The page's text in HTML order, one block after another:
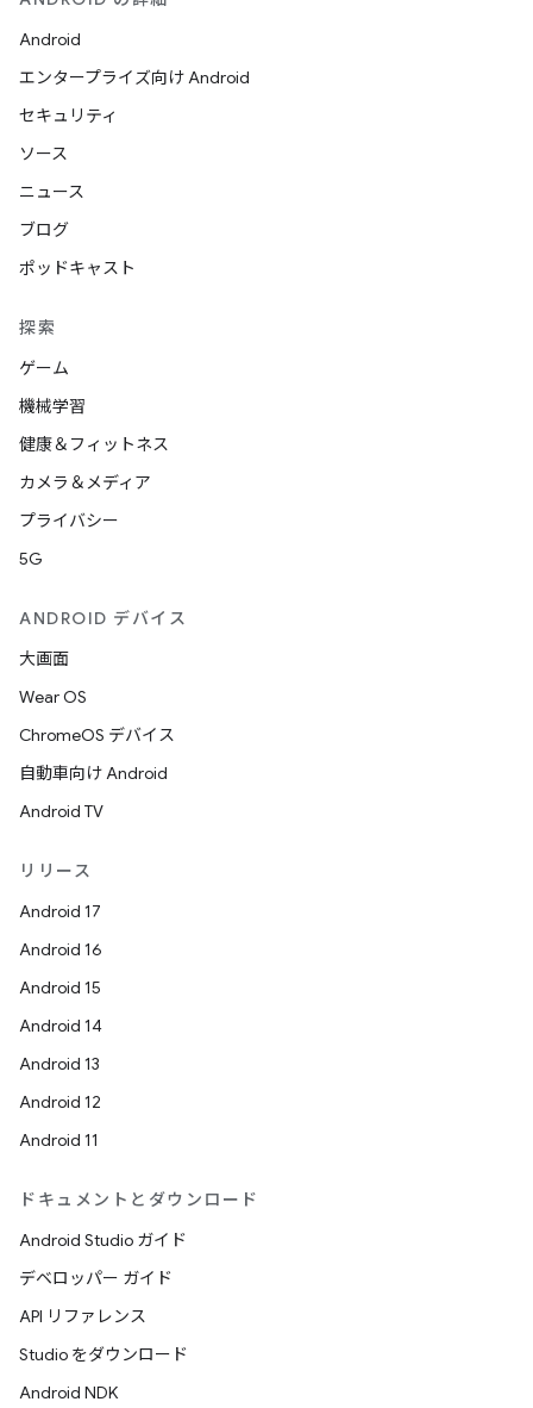
Android
エンタープライズ向け Android
セキュリティ
ソース
ニュース
ブログ
ポッドキャスト
探索
ゲーム
機械学習
健康＆フィットネス
カメラ＆メディア
プライバシー
5G
ANDROID デバイス
大画面
Wear OS
ChromeOS デバイス
自動車向け Android
Android TV
リリース
Android 17
Android 16
Android 15
Android 14
Android 13
Android 12
Android 11
ドキュメントとダウンロード
Android Studio ガイド
デベロッパー ガイド
API リファレンス
Studio をダウンロード
Android NDK